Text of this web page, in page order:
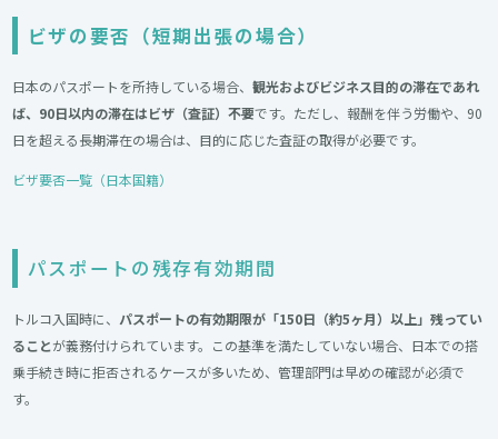
ビザの要否（短期出張の場合）
日本のパスポートを所持している場合、観光およびビジネス目的の滞在であれ
ば、90日以内の滞在はビザ（査証）不要です。ただし、報酬を伴う労働や、90
日を超える長期滞在の場合は、目的に応じた査証の取得が必要です。
ビザ要否一覧（日本国籍）
パスポートの残存有効期間
トルコ入国時に、 パスポートの有効期限が「150日（約5ヶ月）以上」残ってい
ることが義務付けられています。この基準を満たしていない場合、日本での搭
乗手続き時に拒否されるケースが多いため、管理部門は早めの確認が必須で
す。